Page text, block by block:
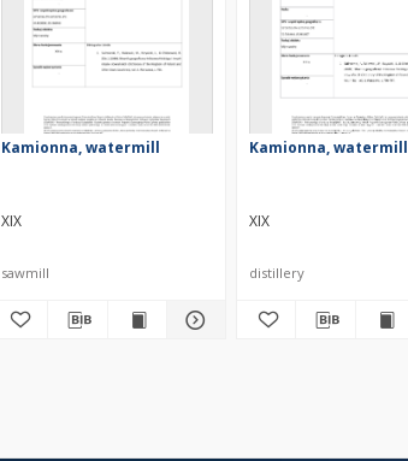
Kamionna, watermill
XIX
sawmill
Kamionna, watermill
XIX
distillery